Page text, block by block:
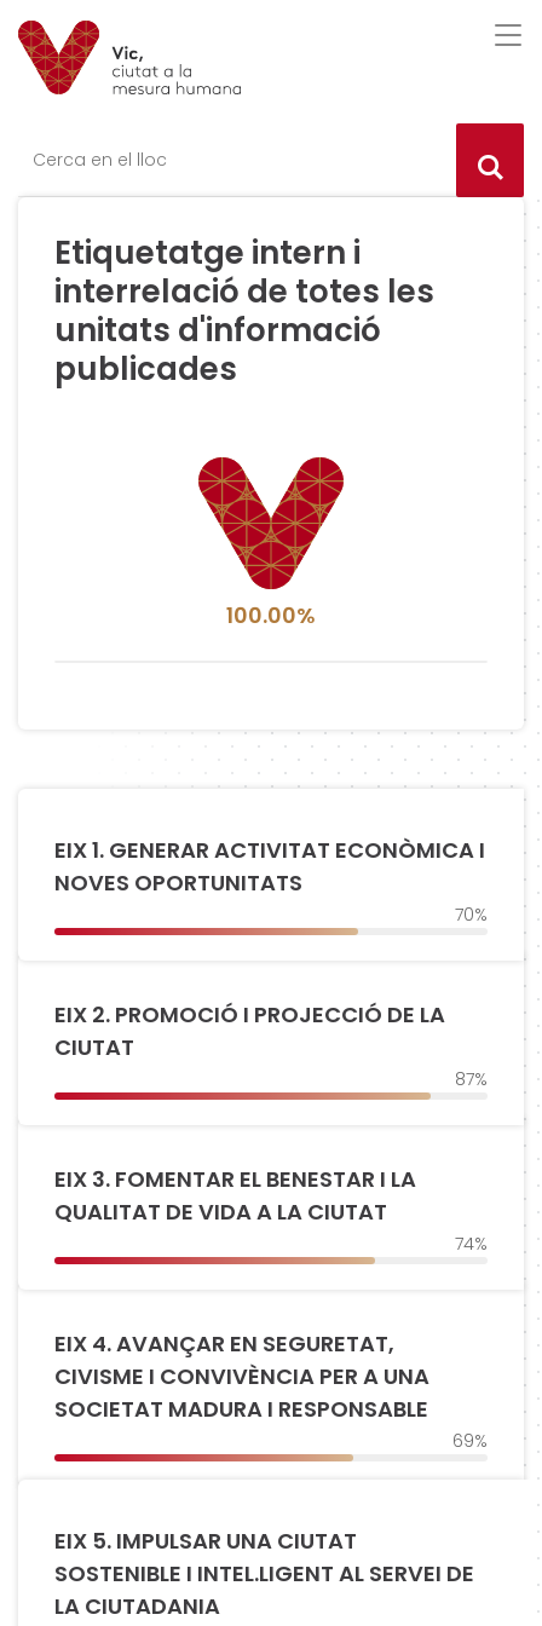
Saltar al contingut
Saltar a la navegació
Informació de contacte
Etiquetatge intern i
interrelació de totes les
unitats d'informació
publicades
100.00%
EIX 1. GENERAR ACTIVITAT ECONÒMICA I
NOVES OPORTUNITATS
70%
EIX 2. PROMOCIÓ I PROJECCIÓ DE LA
CIUTAT
87%
EIX 3. FOMENTAR EL BENESTAR I LA
QUALITAT DE VIDA A LA CIUTAT
74%
EIX 4. AVANÇAR EN SEGURETAT,
CIVISME I CONVIVÈNCIA PER A UNA
SOCIETAT MADURA I RESPONSABLE
69%
EIX 5. IMPULSAR UNA CIUTAT
SOSTENIBLE I INTEL.LIGENT AL SERVEI DE
LA CIUTADANIA